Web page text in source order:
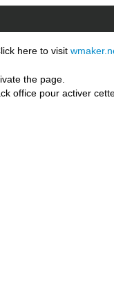
here to visit
the page.
office pour activer